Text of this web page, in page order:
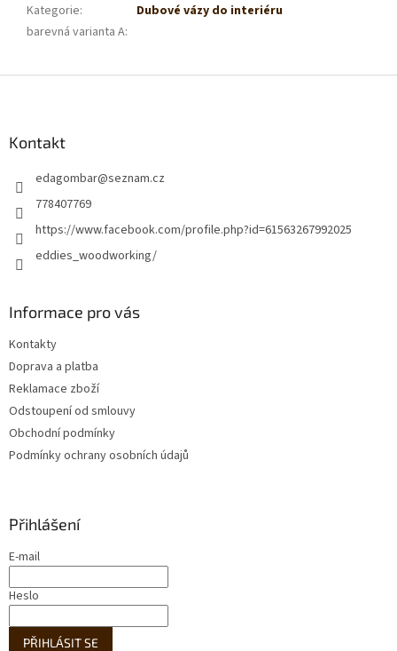
Kategorie:
Dubové vázy do interiéru
barevná varianta A:
Kontakt
edagombar@seznam.cz
778407769
https://www.facebook.com/profile.php?id=61563267992025
eddies_woodworking/
Informace pro vás
Kontakty
Doprava a platba
Reklamace zboží
Odstoupení od smlouvy
Obchodní podmínky
Podmínky ochrany osobních údajů
Přihlášení
E-mail
Heslo
PŘIHLÁSIT SE